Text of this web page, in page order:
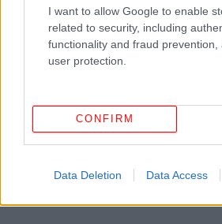
I want to allow Google to enable
related to security, including
functionality and fraud prevention,
user protection.
CONFIRM
Data Deletion Data Access